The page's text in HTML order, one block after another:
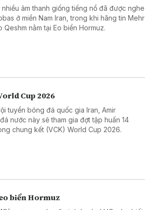
âm thanh giống tiếng nổ đã được nghe
ở miền Nam Iran, trong khi hãng tin Mehr
nằm tại Eo biển Hormuz.
Cup 2026
tuyển bóng đá quốc gia Iran, Amir
nước này sẽ tham gia đợt tập huấn 14
chung kết (VCK) World Cup 2026.
biển Hormuz